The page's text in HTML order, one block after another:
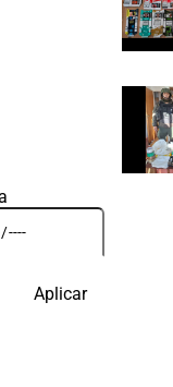
Aplicar